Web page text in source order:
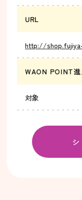
URL
http://
WAON POINT進
対象